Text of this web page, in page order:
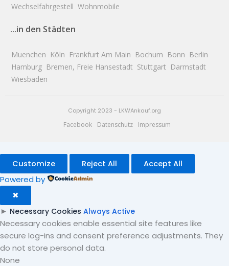
Wechselfahrgestell Wohnmobile
...in den Städten
Muenchen Köln Frankfurt Am Main Bochum Bonn Berlin
Hamburg Bremen, Freie Hansestadt Stuttgart Darmstadt
Wiesbaden
Copyright 2023 - LKWAnkauf.org
Facebook Datenschutz Impressum
Customize Reject All Accept All
Powered by
✖
► Necessary Cookies Always Active
Necessary cookies enable essential site features like
secure log-ins and consent preference adjustments. They
do not store personal data.
None